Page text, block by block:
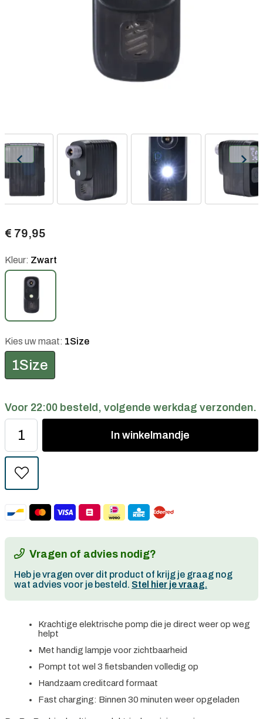
€ 79,95
Kleur: Zwart
Kies uw maat: 1Size
1Size
Voor 22:00 besteld, volgende werkdag verzonden.
In winkelmandje
Vragen of advies nodig?
Heb je vragen over dit product of krijg je graag nog
wat advies voor je besteld. Stel hier je vraag.
Krachtige elektrische pomp die je direct weer op weg
helpt
Met handig lampje voor zichtbaarheid
Pompt tot wel 3 fietsbanden volledig op
Handzaam creditcard formaat
Fast charging: Binnen 30 minuten weer opgeladen